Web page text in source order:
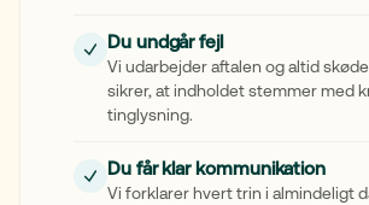
Du undgår fejl
Vi udarbejder aftalen og altid
sikrer, at indholdet stemmer med
tinglysning.
Du får klar kommunikation
Vi forklarer hvert trin i almindeligt